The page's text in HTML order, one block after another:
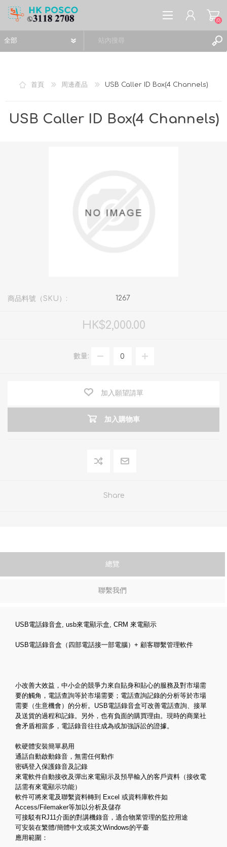
登入
(0)
首頁 周邊產品 USB Caller ID Box(4 Channels)
USB Caller ID Box(4 Channels)
商品料號（SKU）: 1267
HK$2,000.00
數量:
加入願望請單
加入購物車
Share
總覽
聯繫我們
USB電話錄音盒, usb來電顯示盒, CRM 來電顯示
USB電話錄音盒 （四部電話接一部電腦）+ 顧客聯繫管理軟件
小改善大效益，中小企的競爭力來自貼身和貼心的服務及對市場需
要的觸角，電話查詢等於市場需要；電話查詢記錄的分析等於市場
需要（生意機會）的分析。USB電話錄音盒可改善電話查詢、接單
及送貨的過程和記錄。另外，也有負面的購買理由。現時的商業社
會矛盾相當多，電話錄音往往成為或加強訴訟的證據。
軟硬體安裝簡單易用
通話自動啟動錄音，無需任何動作
密碼登入保護錄音及記錄
來電軟件自動接收及彈出來電顯示及預早輸入的客戶資料（接收電
話需有來電顯示功能）
軟件可將來電及聯繫資料轉到 Excel 或資料庫軟件如
Access/Filemaker等加以分析及儲存
可接駁有RJ11介面的對講機錄音，適合物業管理的監控用途
可安裝在繁體/簡體中文或英文Windows的平臺
應用範圍：